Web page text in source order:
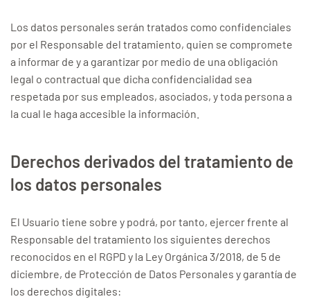
Los datos personales serán tratados como confidenciales
por el Responsable del tratamiento, quien se compromete
a informar de y a garantizar por medio de una obligación
legal o contractual que dicha confidencialidad sea
respetada por sus empleados, asociados, y toda persona a
la cual le haga accesible la información.
Derechos derivados del tratamiento de
los datos personales
El Usuario tiene sobre y podrá, por tanto, ejercer frente al
Responsable del tratamiento los siguientes derechos
reconocidos en el RGPD y la Ley Orgánica 3/2018, de 5 de
diciembre, de Protección de Datos Personales y garantía de
los derechos digitales: